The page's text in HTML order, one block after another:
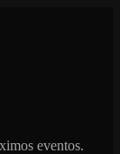
eventos.